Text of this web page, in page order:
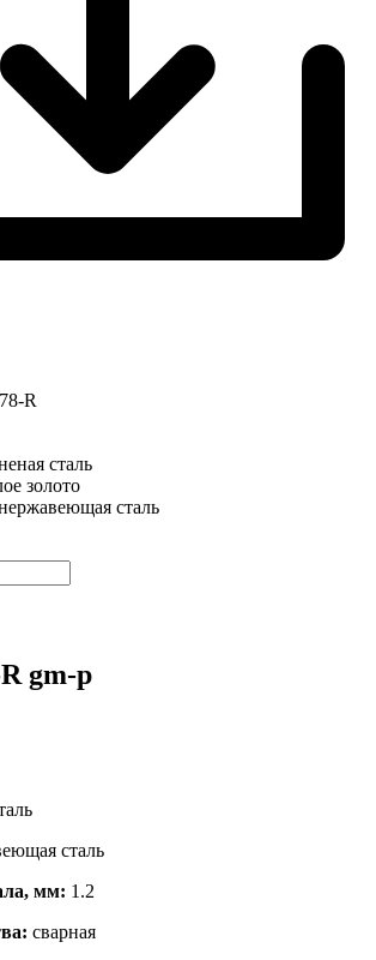
R
gm-p
сталь
мм: 1.2
сварная